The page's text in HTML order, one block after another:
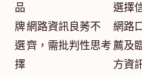
品
牌
選
擇
網路資訊良莠不
齊，需批判性思考
選擇
網路
薦及
方資